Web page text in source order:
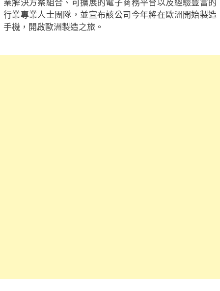
業解決方案組合、可擴展的電子商務平台以及經驗豐富的
行業專業人士團隊，並宣布該公司今年將在歐洲開始製造
手機，開啟歐洲製造之旅。